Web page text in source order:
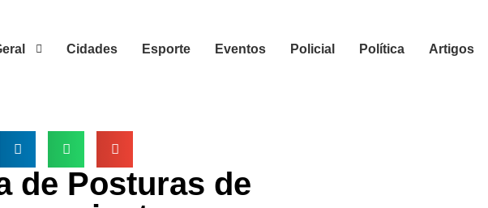
Cidades Esporte Eventos Policial Política Artigos
de Posturas de